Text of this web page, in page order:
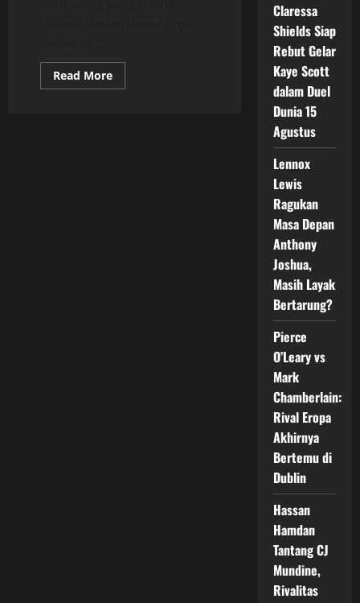
Read MoreRead
more
Claressa
Shields Siap
Rebut Gelar
Kaye Scott
dalam Duel
Dunia 15
Agustus
Lennox
Lewis
Ragukan
Masa Depan
Anthony
Joshua,
Masih Layak
Bertarung?
Pierce
O’Leary vs
Mark
Chamberlain:
Rival Eropa
Akhirnya
Bertemu di
Dublin
Hassan
Hamdan
Tantang CJ
Mundine,
Rivalitas